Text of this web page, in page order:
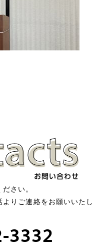
アルナ
ーク
お問い合わせ
さい。
りご連絡をお願いいたし
3332